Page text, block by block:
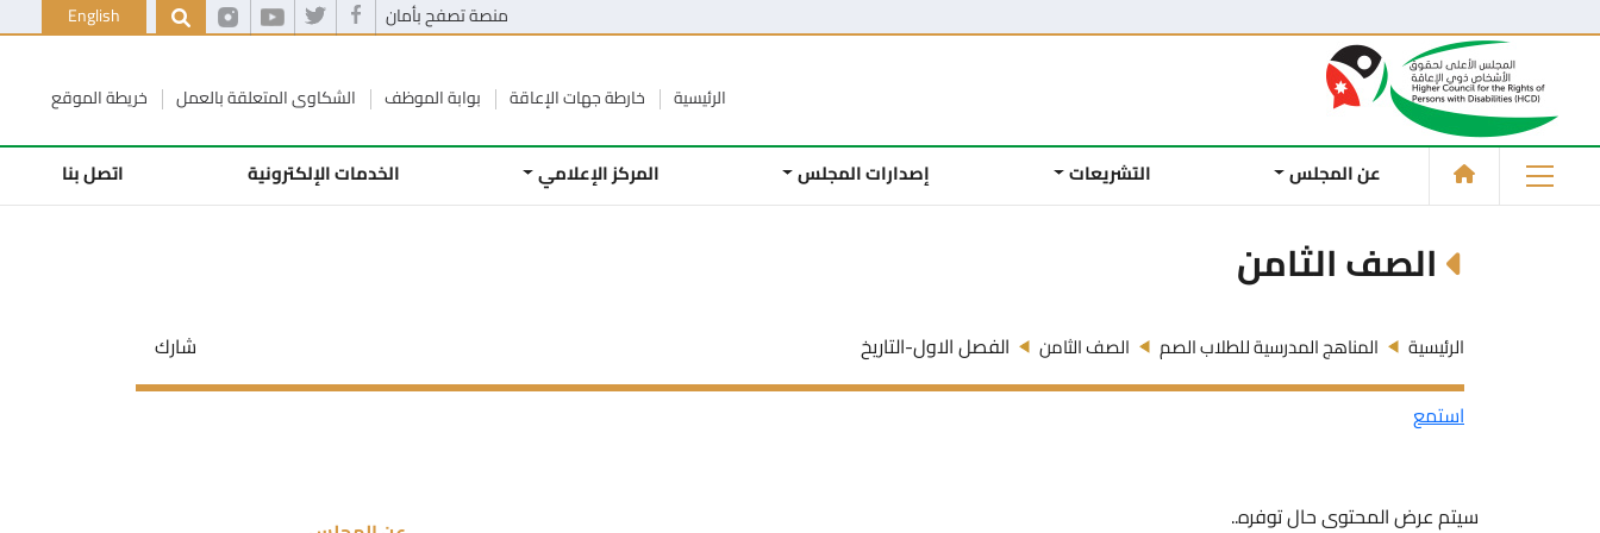
منصة تصفح بأمان English
الرئيسية خارطة جهات الإعاقة بوابة الموظف الشكاوى المتعلقة بالعمل خريطة الموقع
عن المجلس التشريعات إصدارات المجلس المركز الإعلامي الخدمات الإلكترونية اتصل بنا
الصف الثامن
الرئيسية المناهج المدرسية للطلاب الصم الصف الثامن الفصل الاول-التاريخ
شارك
استمع
سيتم عرض المحتوى حال توفره..